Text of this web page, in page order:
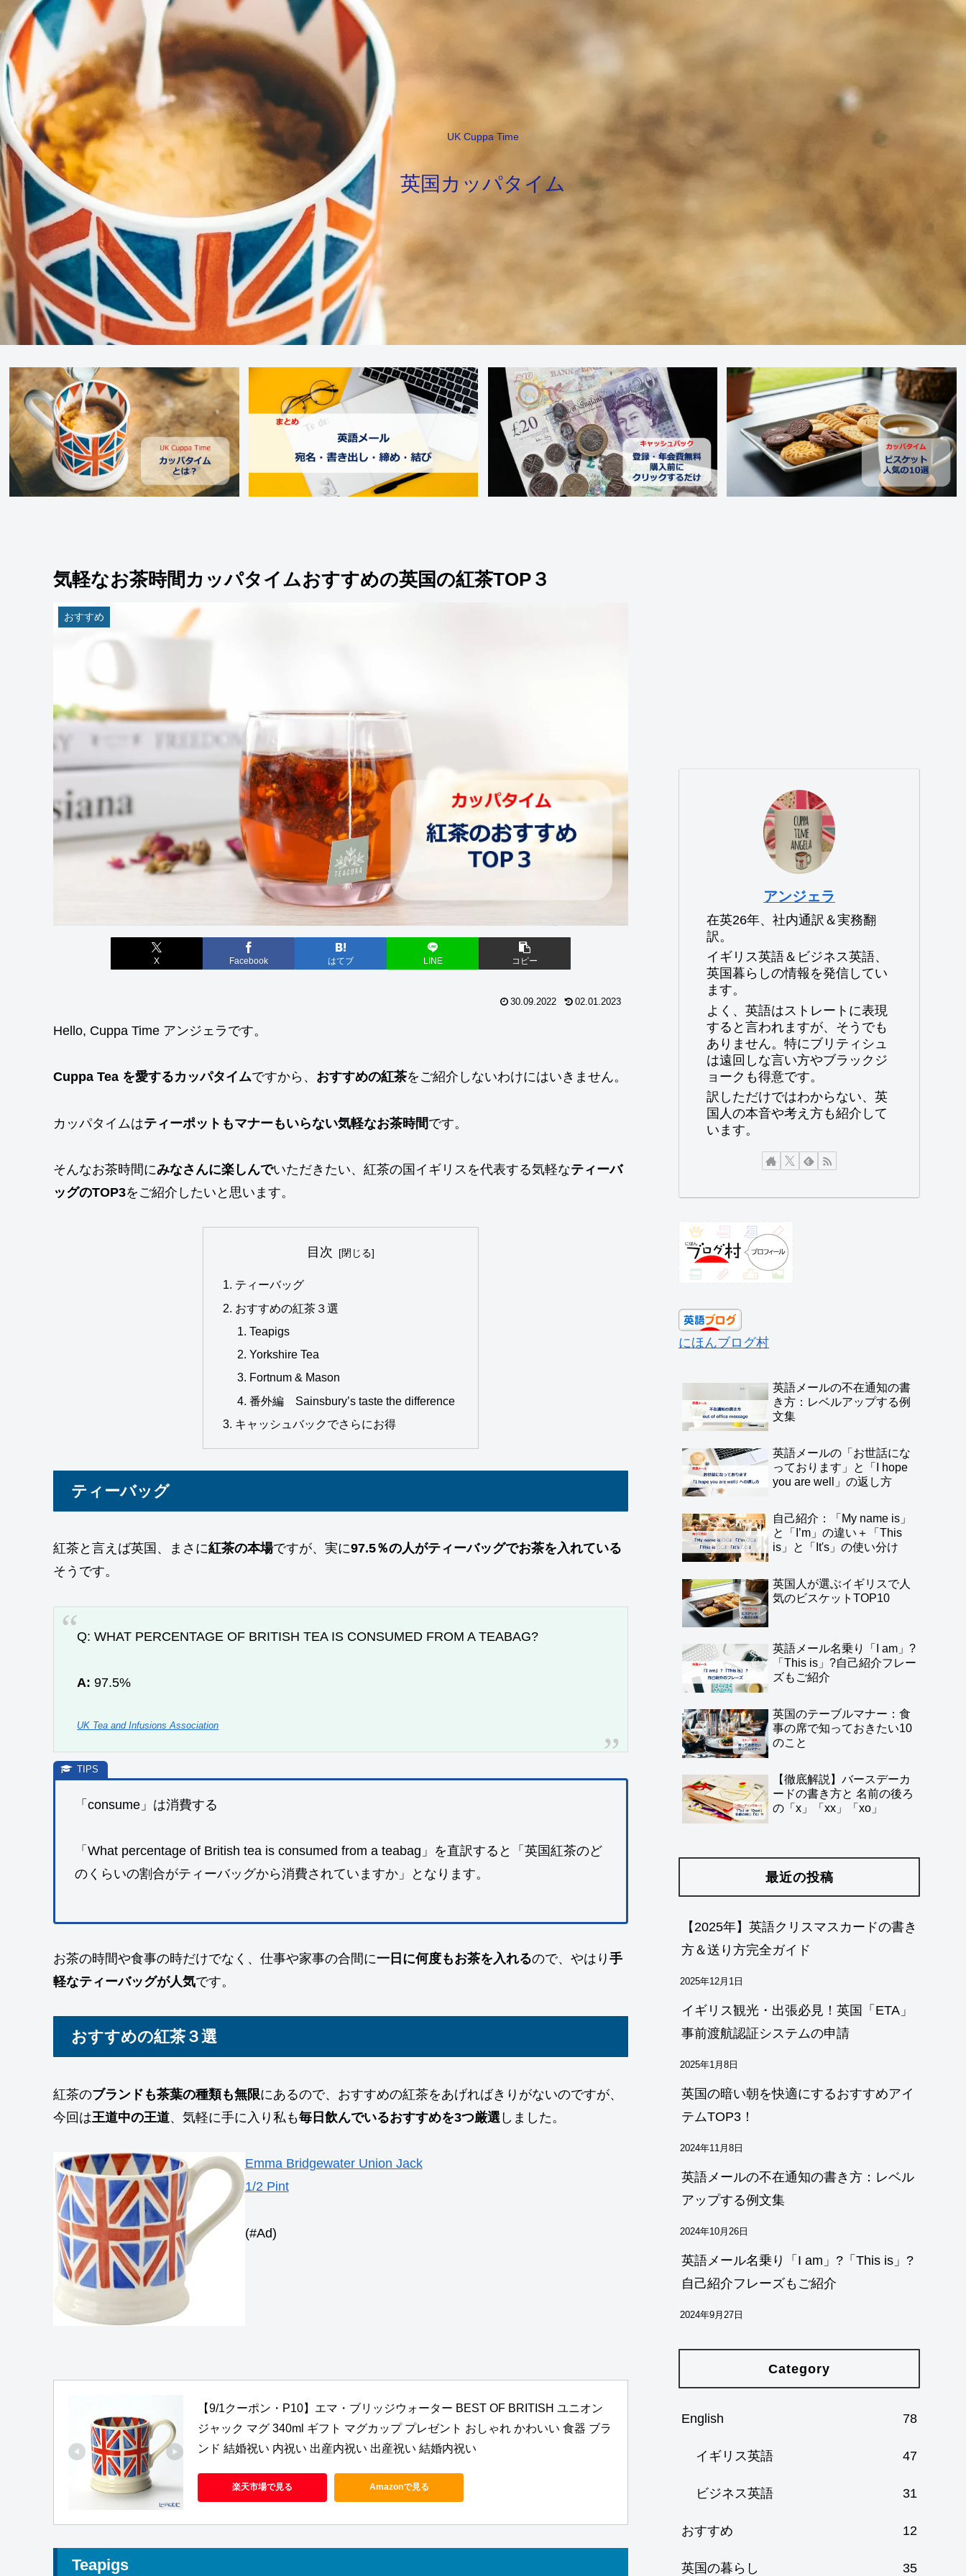
UK Cuppa Time
英国カッパタイム
気軽なお茶時間カッパタイムおすすめの英国の紅茶TOP３
おすすめ
X Facebook はてブ LINE コピー
30.09.2022 02.01.2023
Hello, Cuppa Time アンジェラです。
Cuppa Tea を愛するカッパタイムですから、 おすすめの紅茶をご紹介しないわけにはいきません。
カッパタイムはティーポットもマナーもいらない気軽なお茶時間です。
そんなお茶時間にみなさんに楽しんでいただきたい、紅茶の国イギリスを代表する気軽なティーバ
ッグのTOP3をご紹介したいと思います。
目次
ティーバッグ
おすすめの紅茶３選
Teapigs
Yorkshire Tea
Fortnum & Mason
番外編 Sainsbury’s taste the difference
キャッシュバックでさらにお得
ティーバッグ
紅茶と言えば英国、まさに紅茶の本場ですが、実に97.5％の人がティーバッグでお茶を入れている
そうです。
Q: WHAT PERCENTAGE OF BRITISH TEA IS CONSUMED FROM A TEABAG?
A:97.5%
UK Tea and Infusions Association
「consume」は消費する
「What percentage of British tea is consumed from a teabag」を直訳すると「英国紅茶のど
のくらいの割合がティーバッグから消費されていますか」となります。
お茶の時間や食事の時だけでなく、仕事や家事の合間に一日に何度もお茶を入れるので、やはり 手
軽なティーバッグが人気です。
おすすめの紅茶３選
紅茶のブランドも茶葉の種類も無限にあるので、おすすめの紅茶をあげればきりがないのですが、
今回は王道中の王道、気軽に手に入り私も毎日飲んでいるおすすめを3つ厳選 しました。
Emma Bridgewater Union Jack
1/2 Pint
(#Ad)
【9/1クーポン・P10】エマ・ブリッジウォーター BEST OF BRITISH ユニオン
ジャック マグ 340ml ギフト マグカップ プレゼント おしゃれ かわいい 食器 ブラ
ンド 結婚祝い 内祝い 出産内祝い 出産祝い 結婚内祝い
楽天市場で見る Amazonで見る
Teapigs
アンジェラ
在英26年、社内通訳＆実務翻
訳。
イギリス英語＆ビジネス英語、
英国暮らしの情報を発信してい
ます。
よく、英語はストレートに表現
すると言われますが、そうでも
ありません。特にブリティシュ
は遠回しな言い方やブラックジ
ョークも得意です。
訳しただけではわからない、英
国人の本音や考え方も紹介して
います。
にほんブログ村
英語メールの不在通知の書
き方：レベルアップする例
文集
英語メールの「お世話にな
っております」と「I hope
you are well」の返し方
自己紹介：「My name is」
と「I’m」の違い＋「This
is」と「It's」の使い分け
英国人が選ぶイギリスで人
気のビスケットTOP10
英語メール名乗り「I am」?
「This is」?自己紹介フレー
ズもご紹介
英国のテーブルマナー：食
事の席で知っておきたい10
のこと
【徹底解説】バースデーカ
ードの書き方と 名前の後ろ
の「x」「xx」「xo」
最近の投稿
【2025年】英語クリスマスカードの書き
方＆送り方完全ガイド
2025年12月1日
イギリス観光・出張必見！英国「ETA」
事前渡航認証システムの申請
2025年1月8日
英国の暗い朝を快適にするおすすめアイ
テムTOP3！
2024年11月8日
英語メールの不在通知の書き方：レベル
アップする例文集
2024年10月26日
英語メール名乗り「I am」?「This is」?
自己紹介フレーズもご紹介
2024年9月27日
Category
English 78
イギリス英語 47
ビジネス英語 31
おすすめ 12
英国の暮らし 35